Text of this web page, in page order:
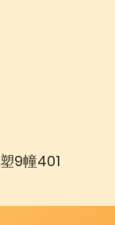
9幢401